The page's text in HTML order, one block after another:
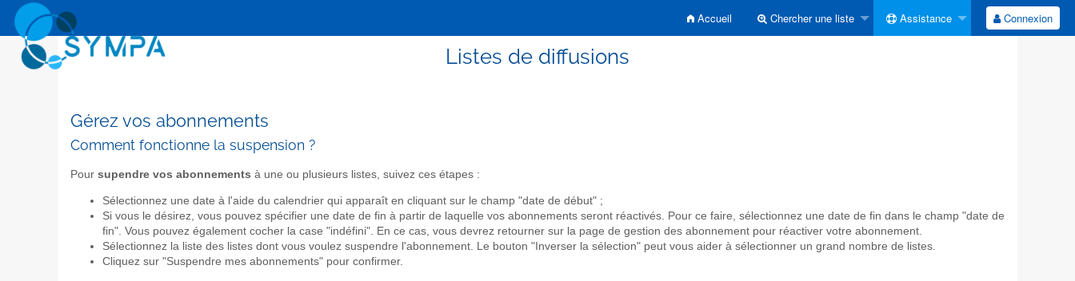
Accueil Chercher une liste Assistance Connexion
Listes de diffusions
Gérez vos abonnements
Comment fonctionne la suspension ?
Pour supendre vos abonnements à une ou plusieurs listes, suivez ces étapes :
Sélectionnez une date à l'aide du calendrier qui apparaît en cliquant sur le champ "date de début" ;
Si vous le désirez, vous pouvez spécifier une date de fin à partir de laquelle vos abonnements seront réactivés. Pour ce faire, sélectionnez une date de fin dans le champ "date de
fin". Vous pouvez également cocher la case "indéfini". En ce cas, vous devrez retourner sur la page de gestion des abonnement pour réactiver votre abonnement.
Sélectionnez la liste des listes dont vous voulez suspendre l'abonnement. Le bouton "Inverser la sélection" peut vous aider à sélectionner un grand nombre de listes.
Cliquez sur "Suspendre mes abonnements" pour confirmer.